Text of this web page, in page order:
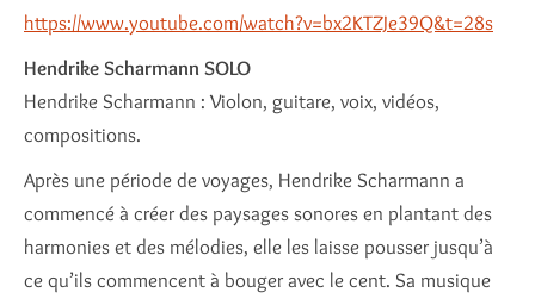
https://www.youtube.com/watch?v=bx2KTZJe39Q&t=28s
Hendrike Scharmann SOLO
Hendrike Scharmann : Violon, guitare, voix, vidéos,
compositions.
Après une période de voyages, Hendrike Scharmann a
commencé à créer des paysages sonores en plantant des
harmonies et des mélodies, elle les laisse pousser jusqu’à
ce qu’ils commencent à bouger avec le cent. Sa musique